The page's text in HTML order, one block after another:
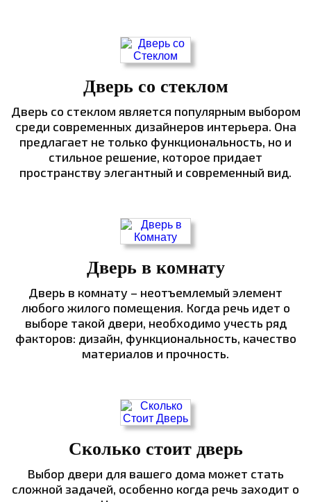
Дверь со стеклом
Дверь со стеклом является популярным выбором
среди современных дизайнеров интерьера. Она
предлагает не только функциональность, но и
стильное решение, которое придает
пространству элегантный и современный вид.
Дверь в комнату
Дверь в комнату – неотъемлемый элемент
любого жилого помещения. Когда речь идет о
выборе такой двери, необходимо учесть ряд
факторов: дизайн, функциональность, качество
материалов и прочность.
Сколько стоит дверь
Выбор двери для вашего дома может стать
сложной задачей, особенно когда речь заходит о